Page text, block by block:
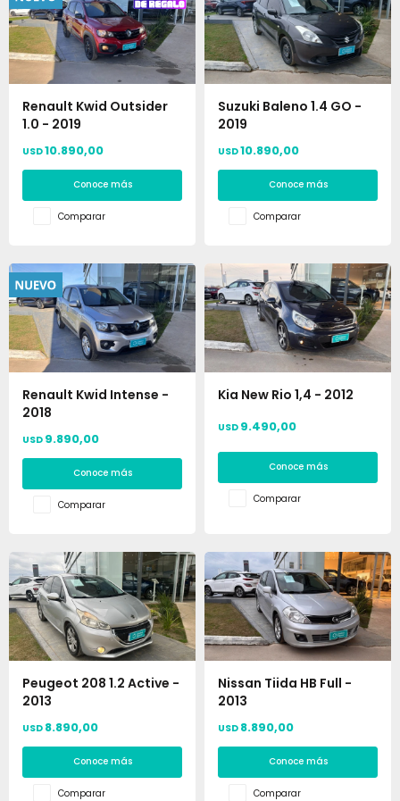
Renault Kwid Outsider
1.0 - 2019
USD10.890,00
Conoce más
Comparar
Suzuki Baleno 1.4 GO -
2019
USD10.890,00
Conoce más
Comparar
Renault Kwid Intense -
2018
USD 9.890,00
Conoce más
Comparar
Kia New Rio 1,4 - 2012
USD 9.490,00
Conoce más
Comparar
Peugeot 208 1.2 Active -
2013
USD 8.890,00
Conoce más
Comparar
Nissan Tiida HB Full -
2013
USD 8.890,00
Conoce más
Comparar